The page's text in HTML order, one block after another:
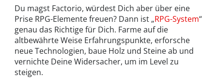
Du magst Factorio, würdest Dich aber über eine
Prise RPG-Elemente freuen? Dann ist „RPG-System“
genau das Richtige für Dich. Farme auf die
altbewährte Weise Erfahrungspunkte, erforsche
neue Technologien, baue Holz und Steine ab und
vernichte Deine Widersacher, um im Level zu
steigen.